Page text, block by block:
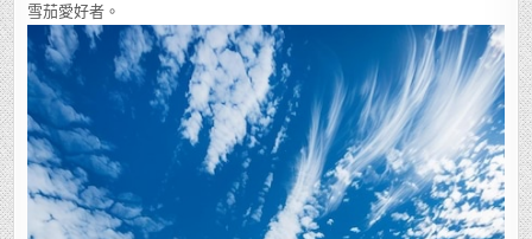
雪茄愛好者。